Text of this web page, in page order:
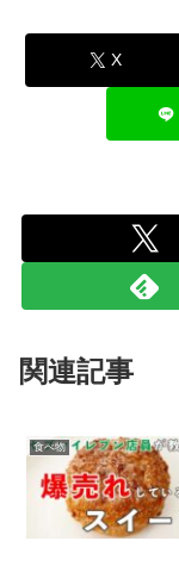
X
関連記事
食べ物